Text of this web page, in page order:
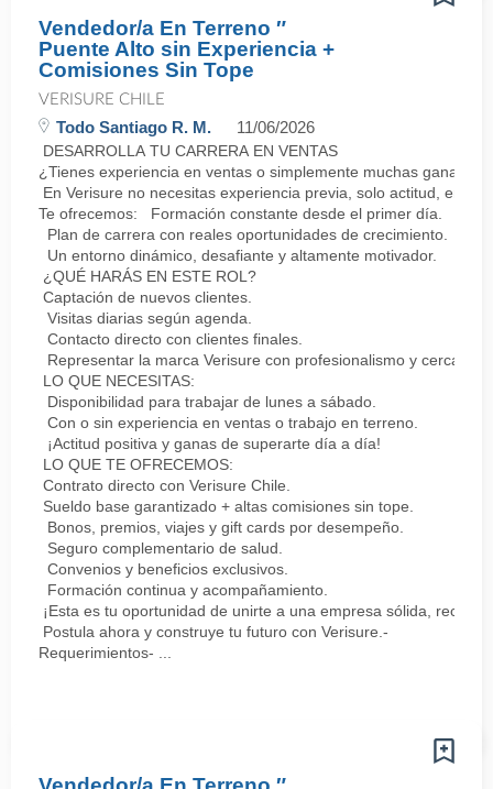
Vendedor/a En Terreno ″
Puente Alto sin Experiencia +
Comisiones Sin Tope
VERISURE CHILE
Todo Santiago R. M. 11/06/2026
DESARROLLA TU CARRERA EN VENTAS
¿Tienes experiencia en ventas o simplemente muchas ganas
En Verisure no necesitas experiencia previa, solo actitud,
Te ofrecemos: Formación constante desde el primer día.
Plan de carrera con reales oportunidades de crecimiento.
Un entorno dinámico, desafiante y altamente motivador.
¿QUÉ HARÁS EN ESTE ROL?
Captación de nuevos clientes.
Visitas diarias según agenda.
Contacto directo con clientes finales.
Representar la marca Verisure con profesionalismo y cercanía.
LO QUE NECESITAS:
Disponibilidad para trabajar de lunes a sábado.
Con o sin experiencia en ventas o trabajo en terreno.
¡Actitud positiva y ganas de superarte día a día!
LO QUE TE OFRECEMOS:
Contrato directo con Verisure Chile.
Sueldo base garantizado + altas comisiones sin tope.
Bonos, premios, viajes y gift cards por desempeño.
Seguro complementario de salud.
Convenios y beneficios exclusivos.
Formación continua y acompañamiento.
¡Esta es tu oportunidad de unirte a una empresa sólida,
Postula ahora y construye tu futuro con Verisure.-
Requerimientos- ...